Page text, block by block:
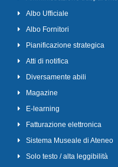
Albo Ufficiale
Albo Fornitori
Pianificazione strategica
Atti di notifica
Diversamente abili
Magazine
E-learning
Fatturazione elettronica
Sistema Museale di Ateneo
Solo testo / alta leggibilità